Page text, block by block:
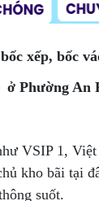
xếp, bốc
ở Phường
VSIP 1,
kho bãi tại
suốt.